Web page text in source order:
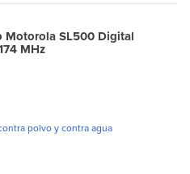
Motorola SL500 Digital
MHz
polvo y contra agua